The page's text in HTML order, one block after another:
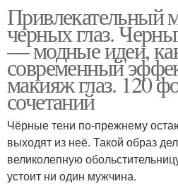
Привлекательный
черных глаз.
— модные идеи,
современный
макияж глаз. 120
сочетаний
Чёрные тени по-прежнему
выходят из неё. Такой образ
великолепную
устоит ни один мужчина.